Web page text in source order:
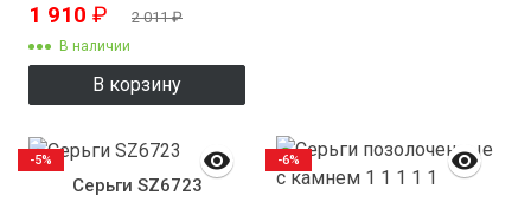
1 910 ₽ 2 011₽
В наличии
В корзину
Серьги SZ6723
-5% -6%